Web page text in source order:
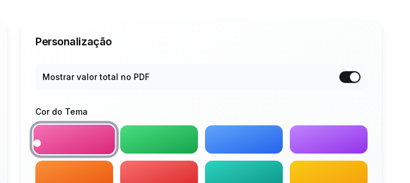
Personalização
Mostrar valor total no PDF
Cor do Tema